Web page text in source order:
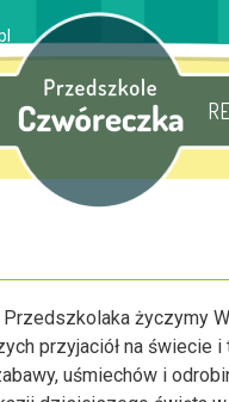
Przedszkolaka życzymy
przyjaciół na świecie
uśmiechów i